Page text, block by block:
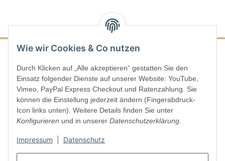
Wie wir Cookies & Co nutzen
Durch Klicken auf „Alle akzeptieren“ gestatten Sie den
Einsatz folgender Dienste auf unserer Website: YouTube,
Vimeo, PayPal Express Checkout und Ratenzahlung. Sie
können die Einstellung jederzeit ändern (Fingerabdruck-
Icon links unten). Weitere Details finden Sie unter
Konfigurieren und in unserer Datenschutzerklärung.
Impressum Datenschutz
Informationen
Gesetzliche Informationen
Vertrag widerrufen